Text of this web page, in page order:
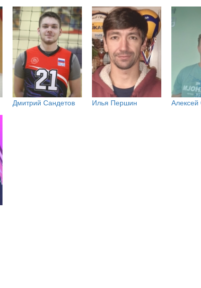
Дмитрий Сандетов Илья Першин Алексей